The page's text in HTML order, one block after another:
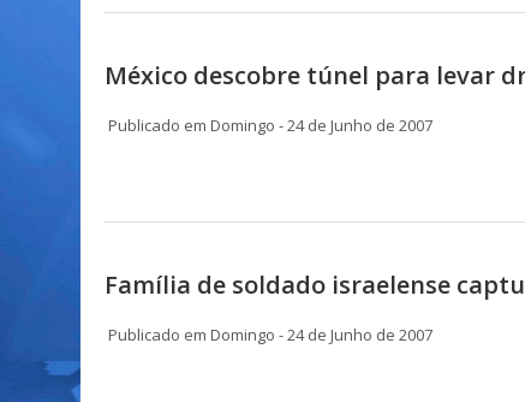
México descobre túnel para levar
Publicado em Domingo - 24 de Junho de 2007
Família de soldado israelense
Publicado em Domingo - 24 de Junho de 2007